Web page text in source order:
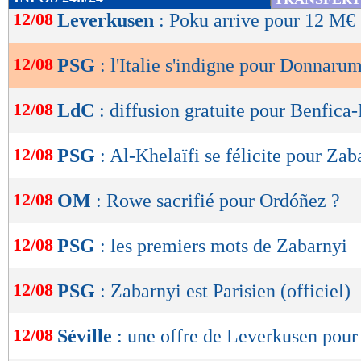
transalpine espère bien évidemment une
La Une de La Gazzetta dello Sport
de
OK
12/08 Leverkusen : Poku arrive pour 12
12/08 PSG : l'Italie s'indigne pour
12/08 LdC : diffusion gratuite pour
12/08 PSG : Al-Khelaïfi se félicite pour
12/08 OM : Rowe sacrifié pour Ordóñez ?
12/08 PSG : les premiers mots de Zabarnyi
12/08 PSG : Zabarnyi est Parisien (officiel)
12/08 Séville : une offre de Leverkusen